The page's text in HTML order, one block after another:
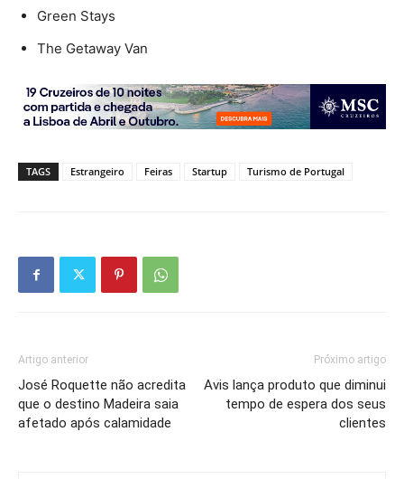
Green Stays
The Getaway Van
TAGS Estrangeiro Feiras Startup Turismo de Portugal
Artigo anterior
José Roquette não acredita
que o destino Madeira saia
afetado após calamidade
Próximo artigo
Avis lança produto que diminui
tempo de espera dos seus
clientes